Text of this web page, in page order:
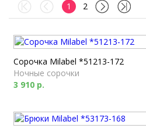
1 2
Сорочка Milabel *51213-172
Ночные сорочки
3 910 р.